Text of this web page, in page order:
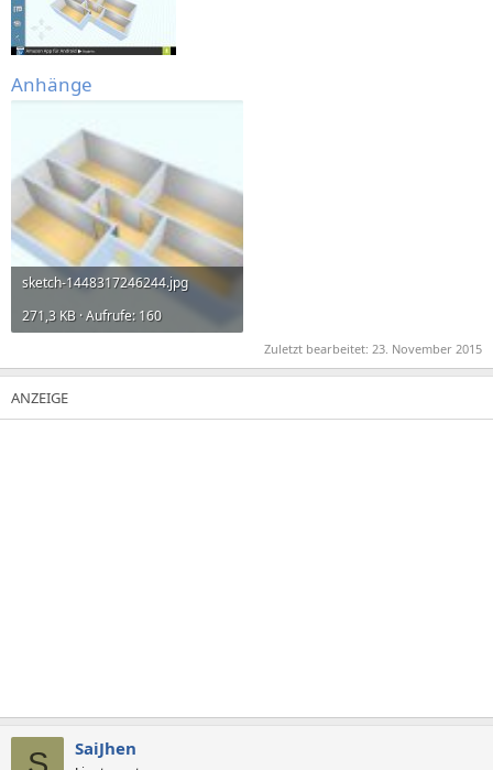
Anhänge
sketch-1448317246244.jpg
271,3 KB · Aufrufe: 160
Zuletzt bearbeitet: 23. November 2015
S SaiJhen